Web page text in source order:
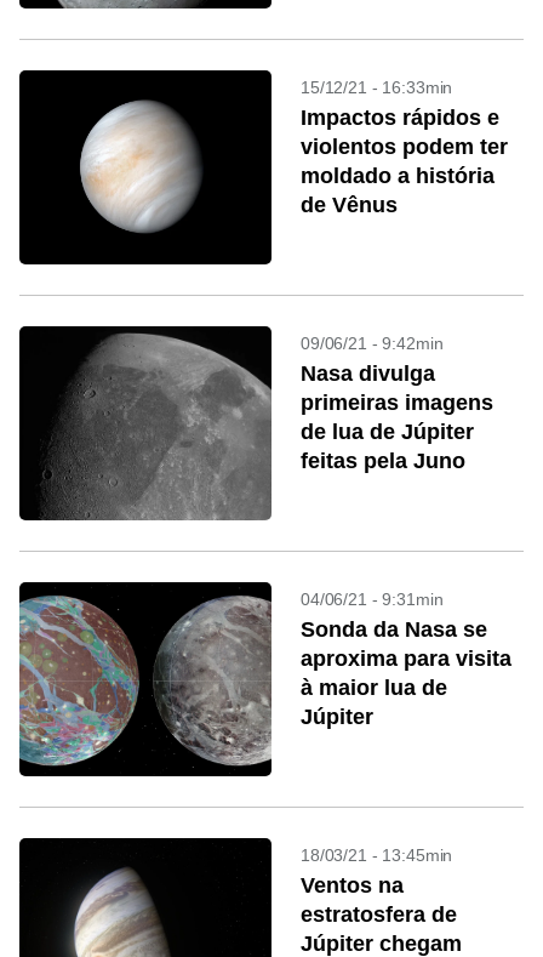
15/12/21 - 16:33min
Impactos rápidos e
violentos podem ter
moldado a história
de Vênus
09/06/21 - 9:42min
Nasa divulga
primeiras imagens
de lua de Júpiter
feitas pela Juno
04/06/21 - 9:31min
Sonda da Nasa se
aproxima para visita
à maior lua de
Júpiter
18/03/21 - 13:45min
Ventos na
estratosfera de
Júpiter chegam